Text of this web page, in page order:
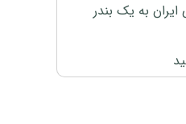
ایران به یک بندر